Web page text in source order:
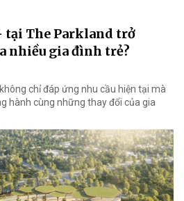
tại The Parkland trở
nhiều gia đình trẻ?
chỉ đáp ứng nhu cầu hiện tại mà
hành cùng những thay đổi của gia